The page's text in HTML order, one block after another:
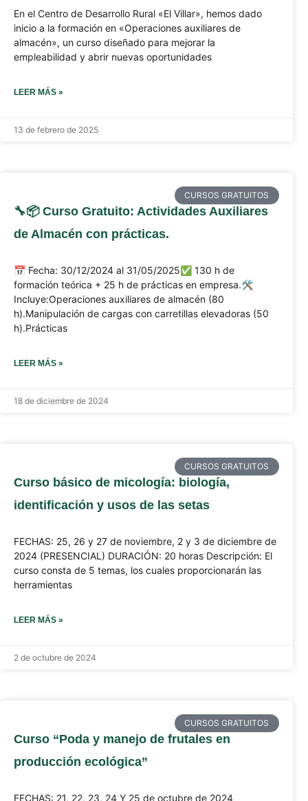
En el Centro de Desarrollo Rural «El Villar», hemos dado
inicio a la formación en «Operaciones auxiliares de
almacén», un curso diseñado para mejorar la
empleabilidad y abrir nuevas oportunidades
LEER MÁS »
13 de febrero de 2025
CURSOS GRATUITOS
🔧📦 Curso Gratuito: Actividades Auxiliares
de Almacén con prácticas.
📅 Fecha: 30/12/2024 al 31/05/2025✅ 130 h de
formación teórica + 25 h de prácticas en empresa.🛠️
Incluye:Operaciones auxiliares de almacén (80
h).Manipulación de cargas con carretillas elevadoras (50
h).Prácticas
LEER MÁS »
18 de diciembre de 2024
CURSOS GRATUITOS
Curso básico de micología: biología,
identificación y usos de las setas
FECHAS: 25, 26 y 27 de noviembre, 2 y 3 de diciembre de
2024 (PRESENCIAL) DURACIÓN: 20 horas Descripción: El
curso consta de 5 temas, los cuales proporcionarán las
herramientas
LEER MÁS »
2 de octubre de 2024
CURSOS GRATUITOS
Curso “Poda y manejo de frutales en
producción ecológica”
FECHAS: 21, 22, 23, 24 Y 25 de octubre de 2024